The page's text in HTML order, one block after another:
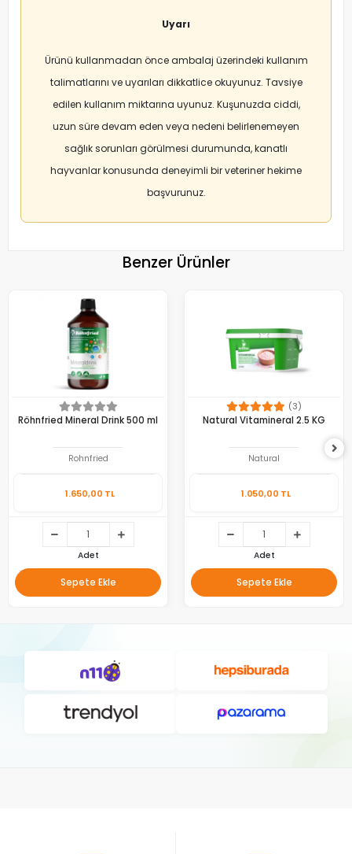
Uyarı
Ürünü kullanmadan önce ambalaj üzerindeki kullanım
talimatlarını ve uyarıları dikkatlice okuyunuz. Tavsiye
edilen kullanım miktarına uyunuz. Kuşunuzda ciddi,
uzun süre devam eden veya nedeni belirlenemeyen
sağlık sorunları görülmesi durumunda, kanatlı
hayvanlar konusunda deneyimli bir veteriner hekime
başvurunuz.
Benzer Ürünler
Röhnfried Mineral Drink 500 ml
Rohnfried
1.650,00 TL
Adet
Sepete Ekle
(3)
Natural Vitamineral 2.5 KG
Natural
1.050,00 TL
Adet
Sepete Ekle